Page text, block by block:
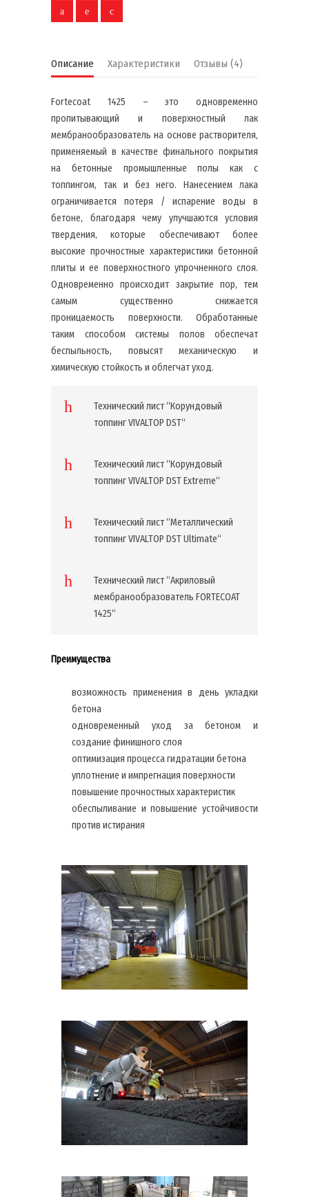
Описание Характеристики Отзывы (4)
Fortecoat 1425 – это одновременно
пропитывающий и поверхностный лак
мембранообразователь на основе растворителя,
применяемый в качестве финального покрытия
на бетонные промышленные полы как с
топпингом, так и без него. Нанесением лака
ограничивается потеря / испарение воды в
бетоне, благодаря чему улучшаются условия
твердения, которые обеспечивают более
высокие прочностные характеристики бетонной
плиты и ее поверхностного упрочненного слоя.
Одновременно происходит закрытие пор, тем
самым существенно снижается
проницаемость поверхности. Обработанные
таким способом системы полов обеспечат
беспыльность, повысят механическую и
химическую стойкость и облегчат уход.
Технический лист “Корундовый
топпинг VIVALTOP DST“
Технический лист “Корундовый
топпинг VIVALTOP DST Extreme“
Технический лист “Металлический
топпинг VIVALTOP DST Ultimate“
Технический лист “Акриловый
мембранообразователь FORTECOAT
1425“
Преимущества
возможность применения в день укладки
бетона
одновременный уход за бетоном и
создание финишного слоя
оптимизация процесса гидратации бетона
уплотнение и импрегнация поверхности
повышение прочностных характеристик
обеспыливание и повышение устойчивости
против истирания